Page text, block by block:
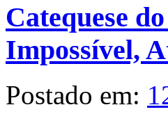
Catequese
Impossível,
Postado em: